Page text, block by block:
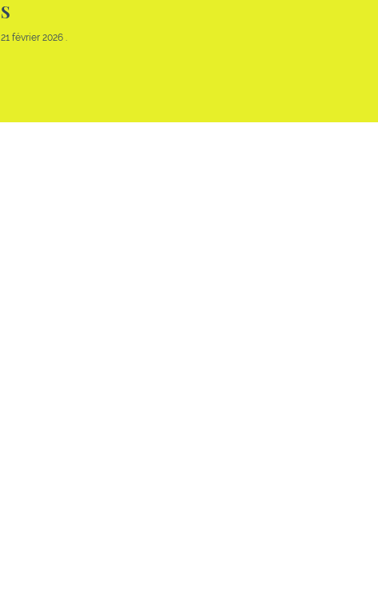
février 2026 .